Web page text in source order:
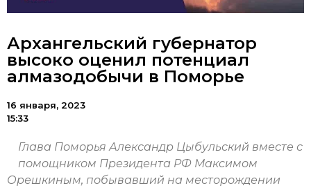
Архангельский губернатор
высоко оценил потенциал
алмазодобычи в Поморье
16 января, 2023
15:33
Глава Поморья Александр Цыбульский вместе с
помощником Президента РФ Максимом
Орешкиным, побывавший на месторождении